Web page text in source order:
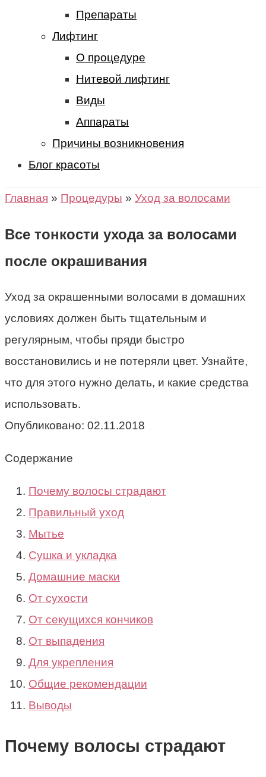
Препараты
Лифтинг
О процедуре
Нитевой лифтинг
Виды
Аппараты
Причины возникновения
Блог красоты
Главная » Процедуры » Уход за волосами
Все тонкости ухода за волосами
после окрашивания
Уход за окрашенными волосами в домашних
условиях должен быть тщательным и
регулярным, чтобы пряди быстро
восстановились и не потеряли цвет. Узнайте,
что для этого нужно делать, и какие средства
использовать.
Опубликовано: 02.11.2018
Содержание
Почему волосы страдают
Правильный уход
Мытье
Сушка и укладка
Домашние маски
От сухости
От секущихся кончиков
От выпадения
Для укрепления
Общие рекомендации
Выводы
Почему волосы страдают